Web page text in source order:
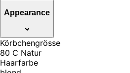
Appearance
Körbchengrösse
80 C Natur
Haarfarbe